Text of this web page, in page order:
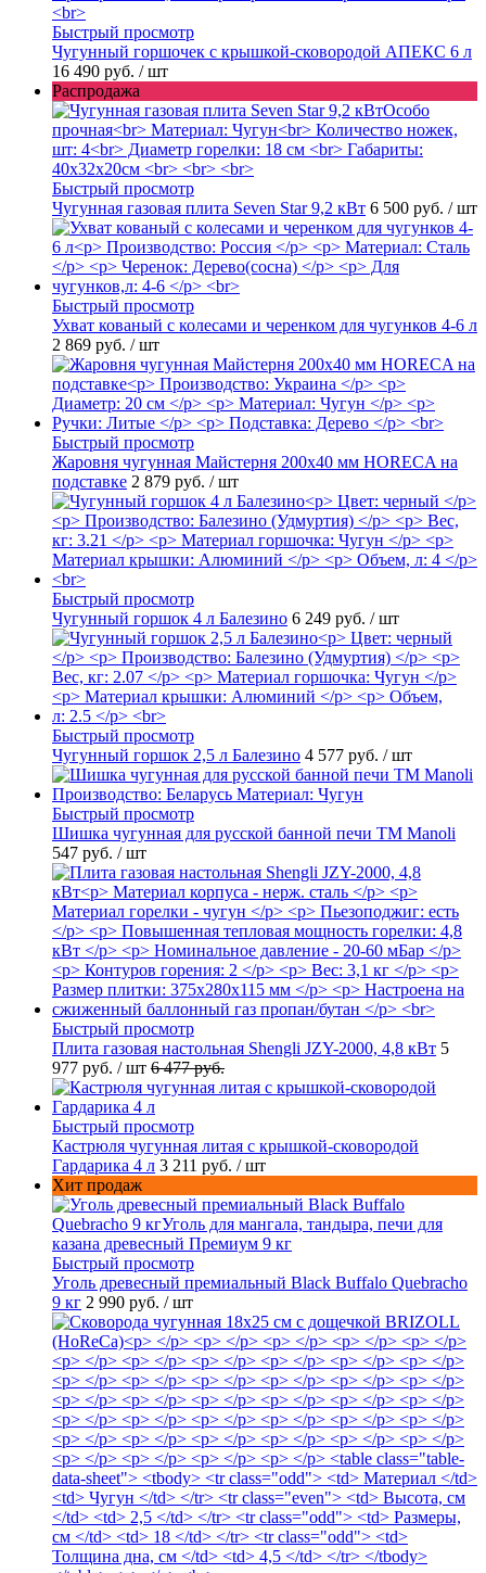
Быстрый просмотр
Чугунный горшочек с крышкой-сковородой АПЕКС 6 л
16 490 руб. / шт
Распродажа
Быстрый просмотр
Чугунная газовая плита Seven Star 9,2 кВт 6 500 руб. / шт
Быстрый просмотр
Ухват кованый с колесами и черенком для чугунков 4-6 л
2 869 руб. / шт
Быстрый просмотр
Жаровня чугунная Майстерня 200х40 мм HORECA на
подставке 2 879 руб. / шт
Быстрый просмотр
Чугунный горшок 4 л Балезино 6 249 руб. / шт
Быстрый просмотр
Чугунный горшок 2,5 л Балезино 4 577 руб. / шт
Быстрый просмотр
Шишка чугунная для русской банной печи ТМ Manoli
547 руб. / шт
Быстрый просмотр
Плита газовая настольная Shengli JZY-2000, 4,8 кВт 5
977 руб. / шт 6 477 руб.
Быстрый просмотр
Кастрюля чугунная литая с крышкой-сковородой
Гардарика 4 л 3 211 руб. / шт
Хит продаж
Быстрый просмотр
Уголь древесный премиальный Black Buffalo Quebracho
9 кг 2 990 руб. / шт